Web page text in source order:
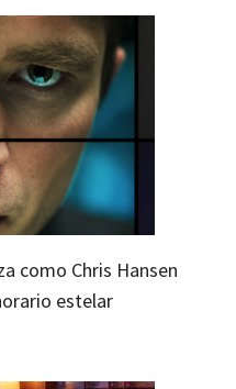
como Chris Hansen
estelar